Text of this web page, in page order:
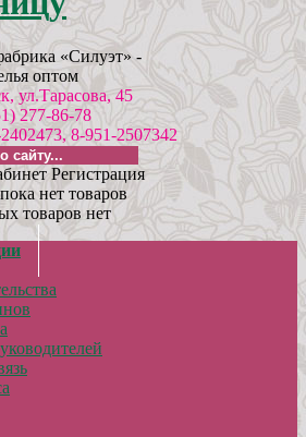
«Силуэт» -
оптом
ул.Тарасова, 45
277-86-78
8-951-2507342
Регистрация
нет товаров
товаров нет